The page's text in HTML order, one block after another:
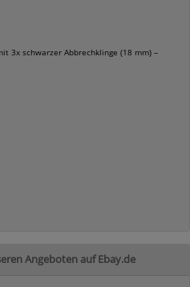
3x schwarzer Abbrechklinge (18 mm) –
Angeboten auf Ebay.de